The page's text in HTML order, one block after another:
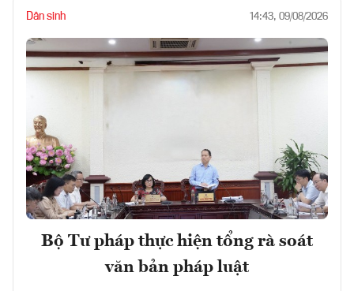
Dân sinh 14:43, 09/08/2026
Bộ Tư pháp thực hiện tổng rà soát
văn bản pháp luật